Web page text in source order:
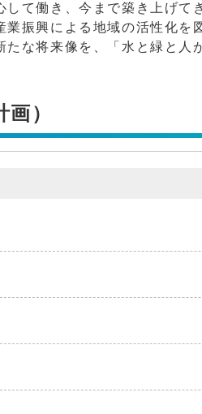
て働き、今まで築き上げて
振興による地域の活性化を
な将来像を、「水と緑と
）